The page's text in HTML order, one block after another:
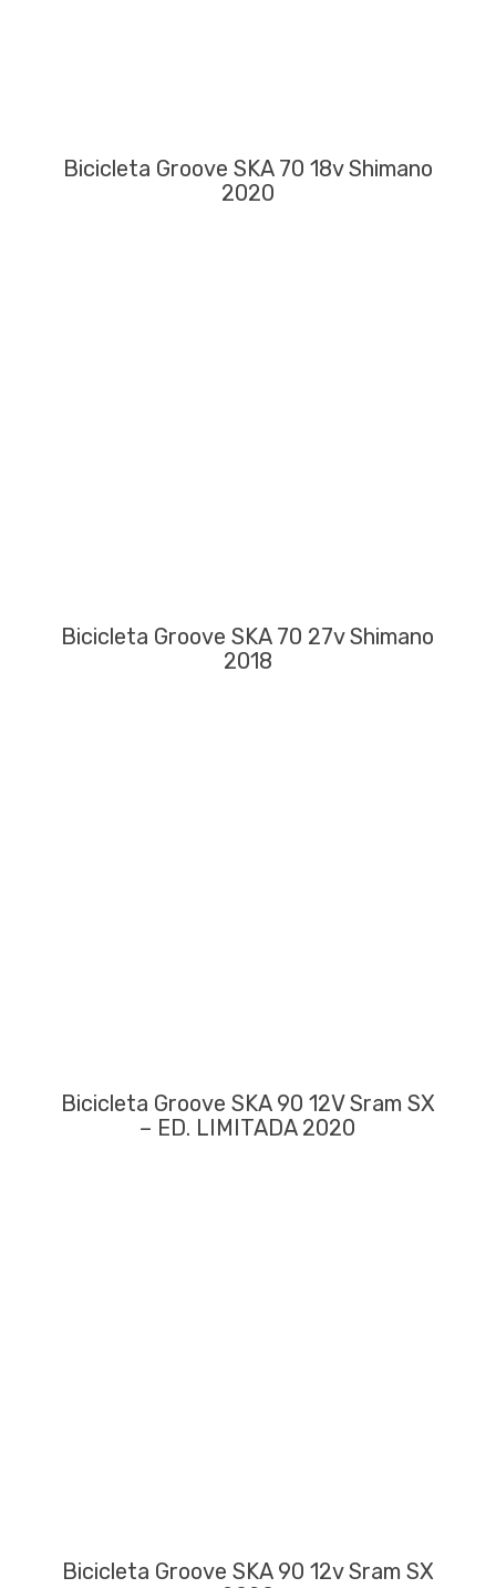
Bicicleta Groove SKA 70 18v Shimano
2020
Bicicleta Groove SKA 70 27v Shimano
2018
Bicicleta Groove SKA 90 12V Sram SX
– ED. LIMITADA 2020
Bicicleta Groove SKA 90 12v Sram SX